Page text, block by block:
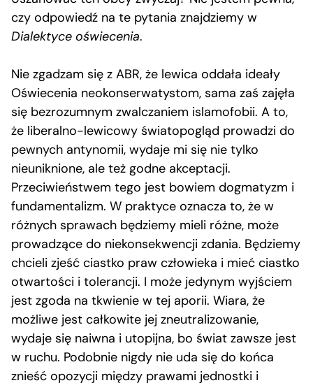
czy odpowiedź na te pytania znajdziemy w
Dialektyce oświecenia.
Nie zgadzam się z ABR, że lewica oddała ideały
Oświecenia neokonserwatystom, sama zaś zajęła
się bezrozumnym zwalczaniem islamofobii. A to,
że liberalno-lewicowy światopogląd prowadzi do
pewnych antynomii, wydaje mi się nie tylko
nieuniknione, ale też godne akceptacji.
Przeciwieństwem tego jest bowiem dogmatyzm i
fundamentalizm. W praktyce oznacza to, że w
różnych sprawach będziemy mieli różne, może
prowadzące do niekonsekwencji zdania. Będziemy
chcieli zjeść ciastko praw człowieka i mieć ciastko
otwartości i tolerancji. I może jedynym wyjściem
jest zgoda na tkwienie w tej aporii. Wiara, że
możliwe jest całkowite jej zneutralizowanie,
wydaje się naiwna i utopijna, bo świat zawsze jest
w ruchu. Podobnie nigdy nie uda się do końca
znieść opozycji między prawami jednostki i